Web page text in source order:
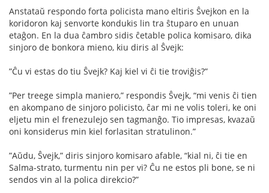
Anstataŭ respondo forta policista mano eltiris Ŝvejkon en la
koridoron kaj senvorte kondukis lin tra ŝtuparo en unuan
etaĝon. En la dua ĉambro sidis ĉetable polica komisaro, dika
sinjoro de bonkora mieno, kiu diris al Ŝvejk:
”Ĉu vi estas do tiu Ŝvejk? Kaj kiel vi ĉi tie troviĝis?”
”Per treege simpla maniero,” respondis Ŝvejk, “mi venis ĉi tien
en akompano de sinjoro policisto, ĉar mi ne volis toleri, ke oni
eljetu min el frenezulejo sen tagmanĝo. Tio impresas, kvazaŭ
oni konsiderus min kiel forlasitan stratulinon.”
”Aŭdu, Ŝvejk,” diris sinjoro komisaro afable, “kial ni, ĉi tie en
Salma-strato, turmentu nin per vi? Ĉu ne estos pli bone, se ni
sendos vin al la polica direkcio?”